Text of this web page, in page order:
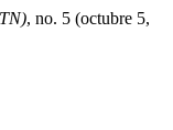
, no. 5 (octubre 5,